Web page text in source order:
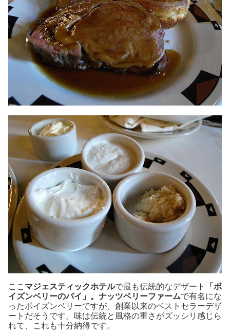
ここ マジェスティックホテルで最も伝統的なデザート
「ボ
イズンベリーのパイ」。 ナッツベリーファームで有名にな
ったボイズンベリーですが、創業以来のベストセラーデザ
ートだそうです。味は伝統と風格の重さがズッシリ感じら
れて、これも十分納得です。